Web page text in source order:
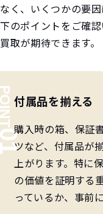
なく、いくつかの要
下のポイントをご確
買取が期待できます。
付属品を揃える
購入時の箱、保証
ツなど、付属品が
上がります。特に
の価値を証明する
っているか、事前